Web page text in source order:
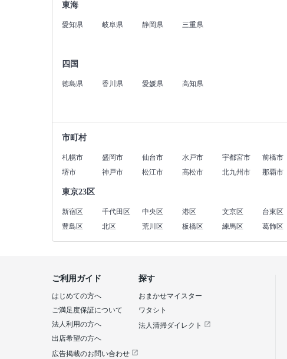
東海
愛知県 岐阜県 静岡県 三重県
四国
徳島県 香川県 愛媛県 高知県
市町村
札幌市 盛岡市 仙台市 水戸市 宇都宮市 前橋市
堺市
神戸市 松江市 高松市 北九州市 那覇市
東京23区
新宿区 千代田区 中央区 港区 文京区 台東区
豊島区
北区 荒川区 板橋区 練馬区 葛飾区
探す
おまかせマイスター
ワタシト
法人清掃ダイレクト
ご利用ガイド
はじめての方へ
ご満足度保証について
法人利用の方へ
出店希望の方へ
広告掲載のお問い合わせ